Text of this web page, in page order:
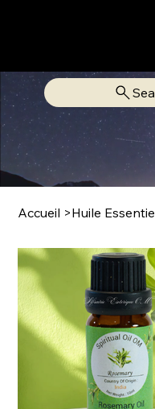
Accueil >Huile
LIBRAIRIE SPIRITUELLE